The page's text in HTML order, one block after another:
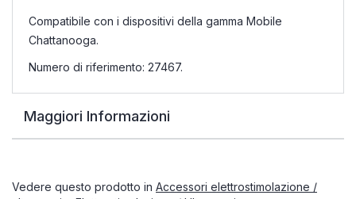
Compatibile con i dispositivi della gamma Mobile
Chattanooga.
Numero di riferimento: 27467.
Maggiori Informazioni
Vedere questo prodotto in Accessori elettrostimolazione /